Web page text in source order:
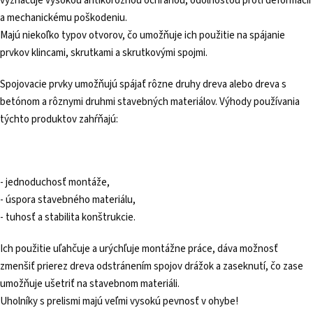
a mechanickému poškodeniu.
Majú niekoľko typov otvorov, čo umožňuje ich použitie na spájanie
prvkov klincami, skrutkami a skrutkovými spojmi.
Spojovacie prvky umožňujú spájať rôzne druhy dreva alebo dreva s
betónom a rôznymi druhmi stavebných materiálov. Výhody používania
týchto produktov zahŕňajú:
- jednoduchosť montáže,
- úspora stavebného materiálu,
- tuhosť a stabilita konštrukcie.
Ich použitie uľahčuje a urýchľuje montážne práce, dáva možnosť
zmenšiť prierez dreva odstránením spojov drážok a zaseknutí, čo zase
umožňuje ušetriť na stavebnom materiáli.
Uholníky s prelismi majú veľmi vysokú pevnosť v ohybe!